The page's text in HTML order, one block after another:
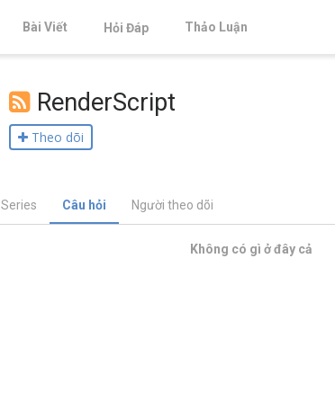
Bài Viết Hỏi Đáp Thảo Luận
RenderScript
Theo dõi
Series Câu hỏi Người theo dõi
Không có gì ở đây cả